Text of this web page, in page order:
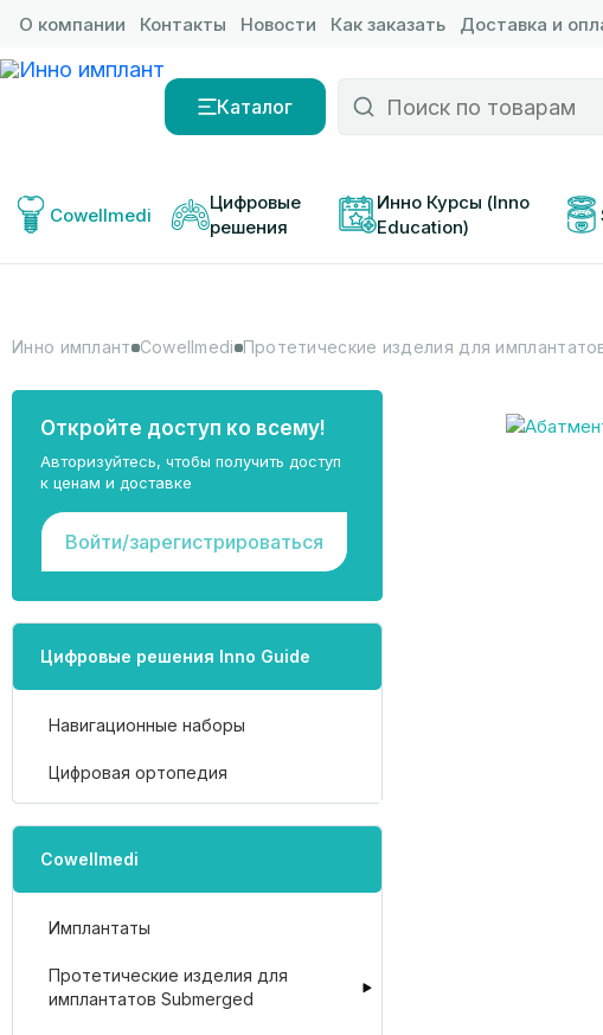
О компании Контакты Новости Как заказать Доставка и
Каталог
Cowellmedi
Цифровые
решения
Инно Курсы (Inno
Education)
Инно имплант Cowellmedi Протетические изделия для
Откройте доступ ко всему!
Авторизуйтесь, чтобы получить доступ
к ценам и доставке
Войти/зарегистрироваться
Цифровые решения Inno Guide
Навигационные наборы
Цифровая ортопедия
Cowellmedi
Имплантаты
Протетические изделия для
имплантатов Submerged